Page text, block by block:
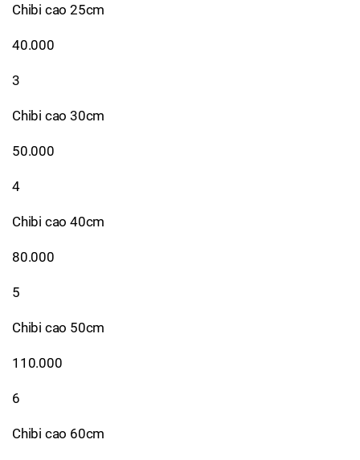
Chibi cao 25cm
40.000
3
Chibi cao 30cm
50.000
4
Chibi cao 40cm
80.000
5
Chibi cao 50cm
110.000
6
Chibi cao 60cm